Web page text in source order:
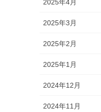
2025年4月
2025年3月
2025年2月
2025年1月
2024年12月
2024年11月